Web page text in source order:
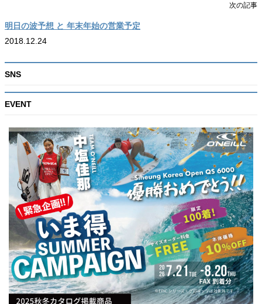
次の記事
明日の波予想 と 年末年始の営業予定
2018.12.24
SNS
EVENT